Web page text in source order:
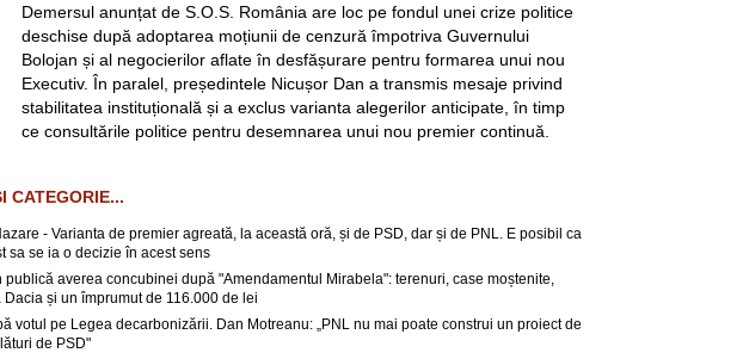
Demersul anunțat de S.O.S. România are loc pe fondul unei crize politice
deschise după adoptarea moțiunii de cenzură împotriva Guvernului
Bolojan și al negocierilor aflate în desfășurare pentru formarea unui nou
Executiv. În paralel, președintele Nicușor Dan a transmis mesaje privind
stabilitatea instituțională și a exclus varianta alegerilor anticipate, în timp
ce consultările politice pentru desemnarea unui nou premier continuă.
CATEGORIE...
- Varianta de premier agreată, la această oră, și de PSD, dar și de PNL. E posibil ca
sa se ia o decizie în acest sens
publică averea concubinei după "Amendamentul Mirabela": terenuri, case moștenite,
și un împrumut de 116.000 de lei
votul pe Legea decarbonizării. Dan Motreanu: „PNL nu mai poate construi un proiect de
de PSD"